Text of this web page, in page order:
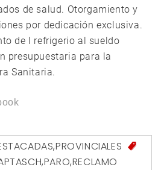
de salud. Otorgamiento y
por dedicación exclusiva.
de l refrigerio al sueldo
presupuestaria para la
Sanitaria.
,PROVINCIALES
,PARO,RECLAMO